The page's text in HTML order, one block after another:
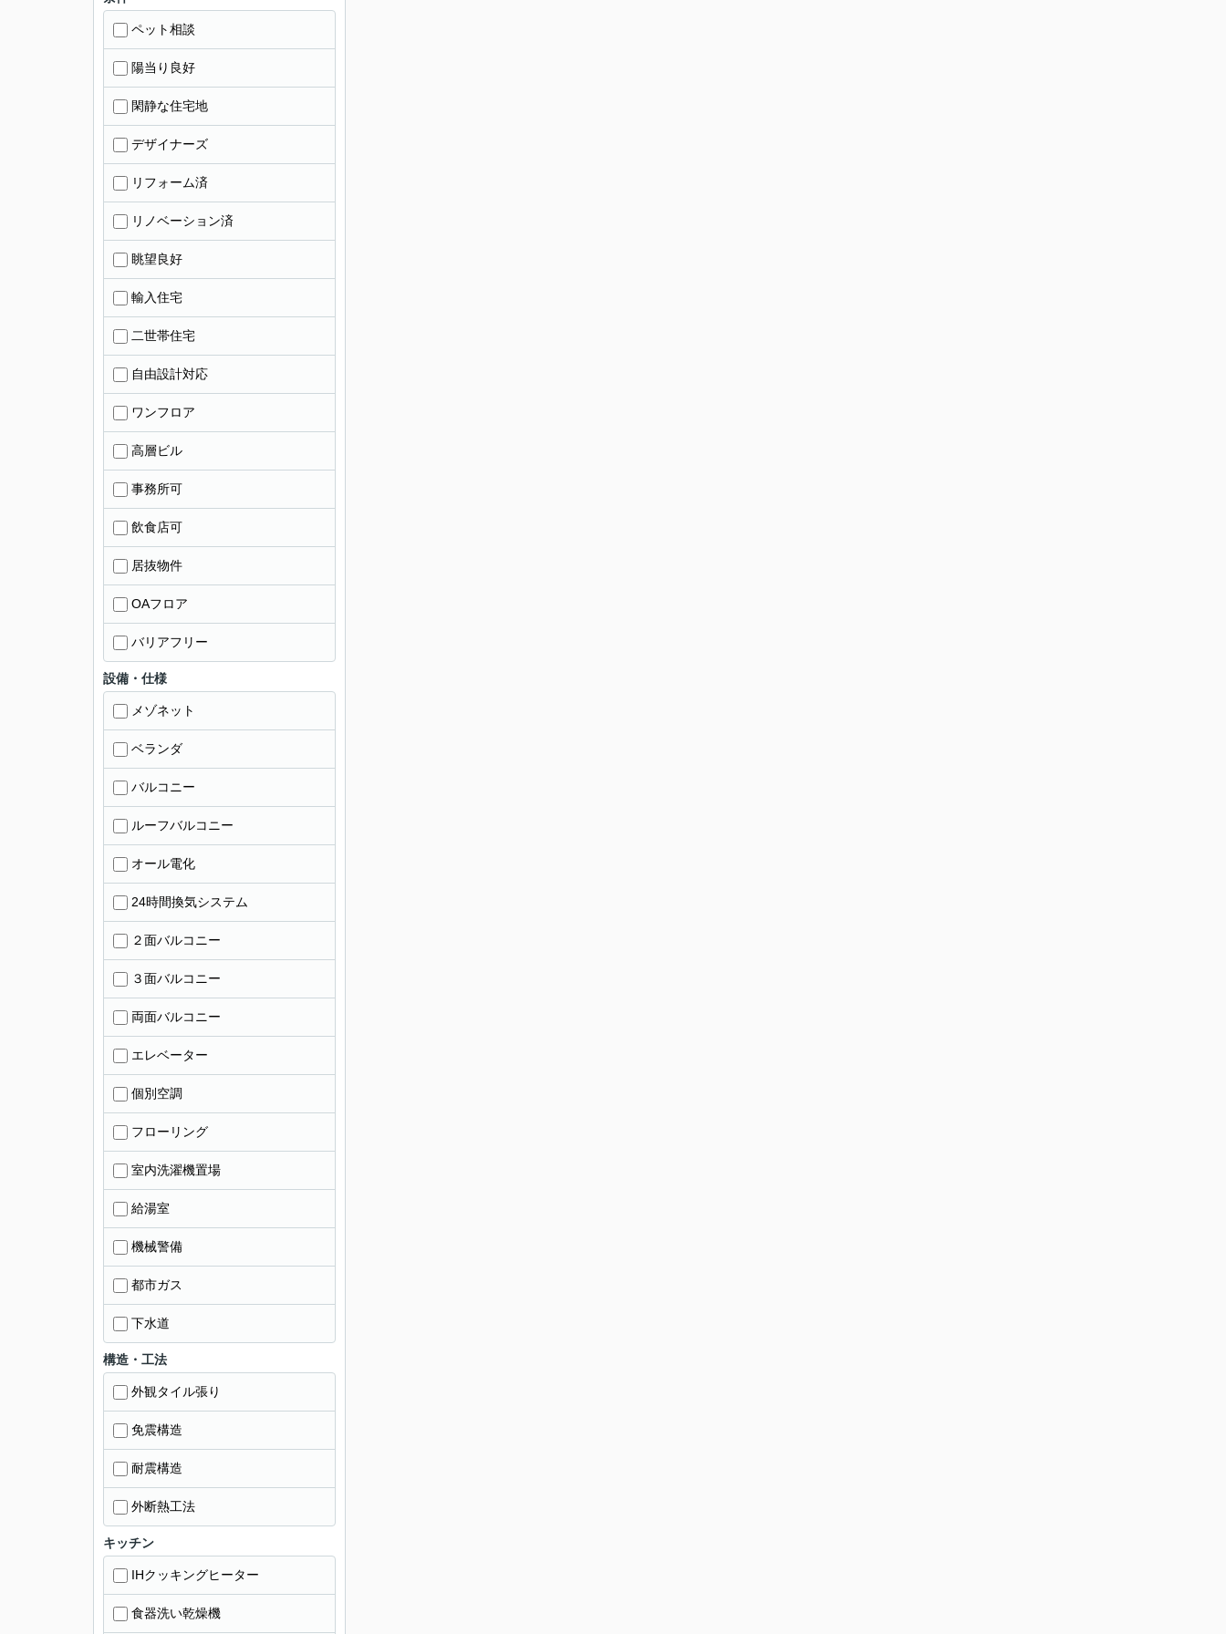
ペット相談
陽当り良好
閑静な住宅地
デザイナーズ
リフォーム済
リノベーション済
眺望良好
輸入住宅
二世帯住宅
自由設計対応
ワンフロア
高層ビル
事務所可
飲食店可
居抜物件
OAフロア
バリアフリー
設備・仕様
メゾネット
ベランダ
バルコニー
ルーフバルコニー
オール電化
24時間換気システム
２面バルコニー
３面バルコニー
両面バルコニー
エレベーター
個別空調
フローリング
室内洗濯機置場
給湯室
機械警備
都市ガス
下水道
構造・工法
外観タイル張り
免震構造
耐震構造
外断熱工法
キッチン
IHクッキングヒーター
食器洗い乾燥機